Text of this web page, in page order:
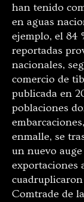
han tenido
en aguas
ejemplo, el 84
reportadas
nacionales,
comercio de
publicada en
poblaciones
enmalle, se
un nuevo
exportaciones
Comtrade de